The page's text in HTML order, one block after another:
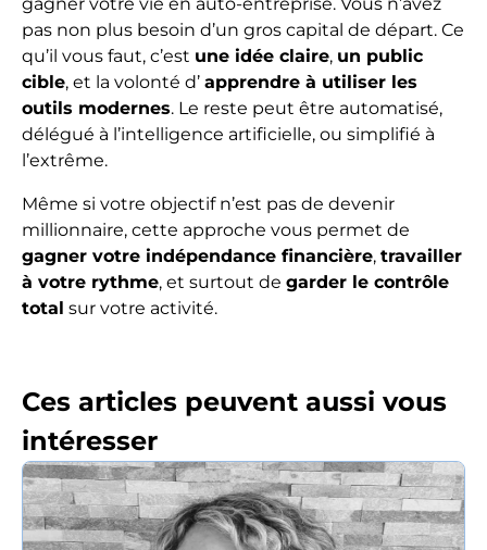
pas non plus besoin d’un gros capital de départ. Ce
qu’il vous faut, c’est une idée claire, un public
cible, et la volonté d’ apprendre à utiliser les
outils modernes. Le reste peut être automatisé,
délégué à l’intelligence artificielle, ou simplifié à
l’extrême.
Même si votre objectif n’est pas de devenir
millionnaire, cette approche vous permet de
gagner votre indépendance financière, travailler
à votre rythme, et surtout de garder le contrôle
total sur votre activité.
Ces articles peuvent aussi vous
intéresser